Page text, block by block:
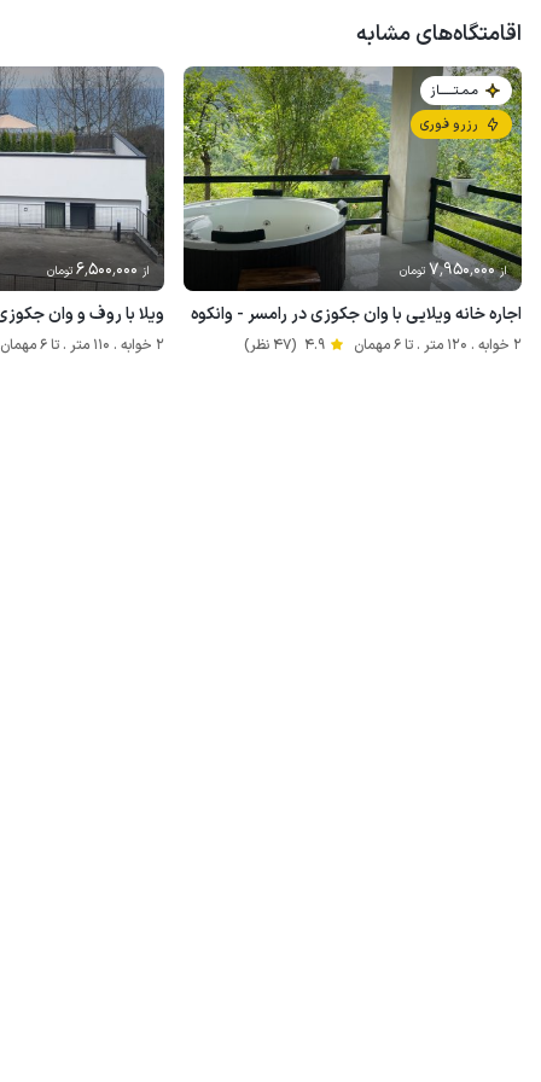
اقامتگاه‌های مشابه
مـمـتــــــاز
رزرو فوری
از 7٬950٬000 تومان
اجاره خانه ویلایی با وان جکوزی در رامسر - وانکوه
2 خوابه . 120 متر . تا 6 مهمان 4.9 (47 نظر)
از 6٬500٬000 تومان
ویلا با روف و وان
2 خوابه . 110 متر . تا 6 مهمان